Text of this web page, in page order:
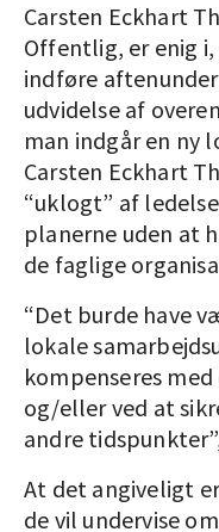
Carsten Eckhart
Offentlig, er enig
indføre
udvidelse af
man indgår en ny
Carsten Eckhart
“uklogt” af
planerne uden at
de faglige
“Det burde have
lokale
kompenseres
og/eller ved at
andre
At det angiveligt
de vil undervise